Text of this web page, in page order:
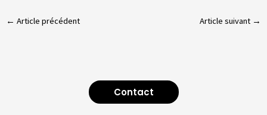
← Article précédent Article suivant →
Contact